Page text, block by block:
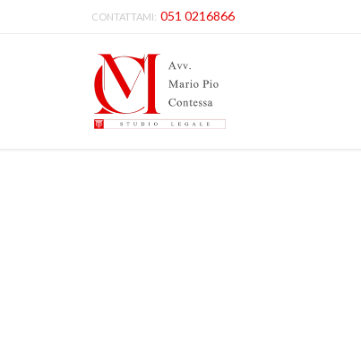
CONTATTAMI: 051 0216866